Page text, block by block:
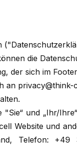
die
der sich im
an privacy@think-
"Sie“ und „Ihr/
Website und
Telefon: +49